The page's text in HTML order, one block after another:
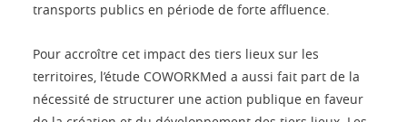
transports publics en période de forte affluence.
Pour accroître cet impact des tiers lieux sur les
territoires, l’étude COWORKMed a aussi fait part de la
nécessité de structurer une action publique en faveur